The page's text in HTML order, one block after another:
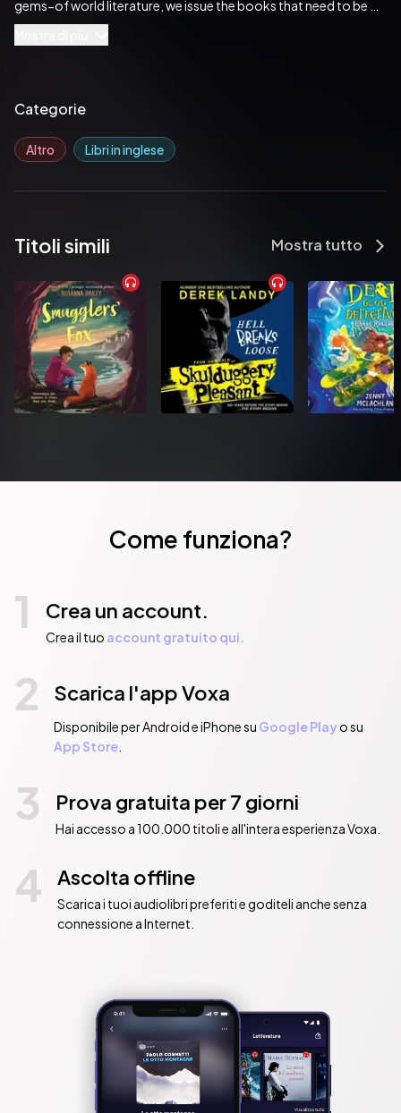
gems−of world literature, we issue the books that need to be
read. Each Good Press edition has been meticulously edited
and formatted to boost readability for all e-readers and
Pubblicato da:  Good Press
Categorie
Altro Libri in inglese
Titoli simili Mostra tutto
Come funziona?
1 Crea un account.
Crea il tuo account gratuito qui.
2 Scarica l'app Voxa
Disponibile per Android e iPhone su Google Playo su
App Store.
3 Prova gratuita per 7 giorni
Hai accesso a 100.000 titoli e all'intera esperienza Voxa.
4 Ascolta offline
Scarica i tuoi audiolibri preferiti e goditeli anche senza
connessione a Internet.